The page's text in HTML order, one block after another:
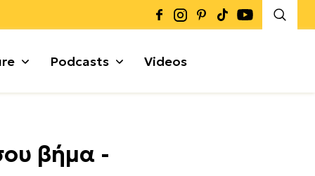
Γκρανόλες + Μπάρες
Podcasts Videos
βήμα -